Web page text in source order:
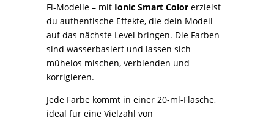
Fi-Modelle – mit Ionic Smart Colorerzielst
du authentische Effekte, die dein Modell
auf das nächste Level bringen. Die Farben
sind wasserbasiert und lassen sich
mühelos mischen, verblenden und
korrigieren.
Jede Farbe kommt in einer 20-ml-Flasche,
ideal für eine Vielzahl von